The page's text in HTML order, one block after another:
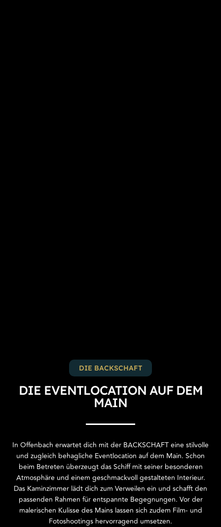
DIE BACKSCHAFT
DIE EVENTLOCATION AUF DEM
MAIN
In Offenbach erwartet dich mit der BACKSCHAFT eine stilvolle
und zugleich behagliche Eventlocation auf dem Main. Schon
beim Betreten überzeugt das Schiff mit seiner besonderen
Atmosphäre und einem geschmackvoll gestalteten Interieur.
Das Kaminzimmer lädt dich zum Verweilen ein und schafft den
passenden Rahmen für entspannte Begegnungen. Vor der
malerischen Kulisse des Mains lassen sich zudem Film- und
Fotoshootings hervorragend umsetzen.